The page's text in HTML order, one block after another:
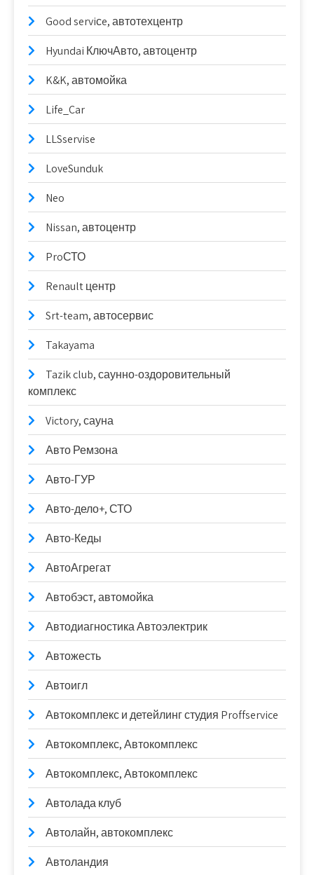
Good serviсe, автотехцентр
Hyundai КлючАвто, автоцентр
K&K, автомойка
Life_Car
LLSservise
LoveSunduk
Neo
Nissan, автоцентр
ProСТО
Renault центр
Srt-team, автосервис
Takayama
Tazik club, саунно-оздоровительный
комплекс
Victory, сауна
Авто Ремзона
Авто-ГУР
Авто-дело+, СТО
Авто-Кеды
АвтоАгрегат
Автобэст, автомойка
Автодиагностика Автоэлектрик
Автожесть
Автоигл
Автокомплекс и детейлинг студия Proffservice
Автокомплекс, Автокомплекс
Автокомплекс, Автокомплекс
Автолада клуб
Автолайн, автокомплекс
Автоландия